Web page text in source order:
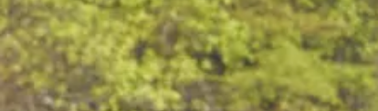
Beneficios para propietarios
Beneficios de tener un EV y de recargarlo
Programa de accesibilidad para conductores
Beneficios de los vehículos usados certificados
Acerca de VW
Misión y valores